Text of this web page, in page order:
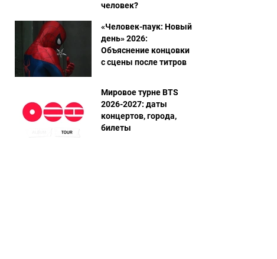
человек?
«Человек-паук: Новый
день» 2026:
Объяснение концовки
с сцены после титров
Мировое турне BTS
2026-2027: даты
концертов, города,
билеты